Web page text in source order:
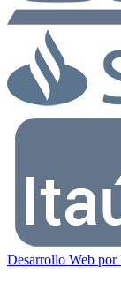
Desarrollo Web por